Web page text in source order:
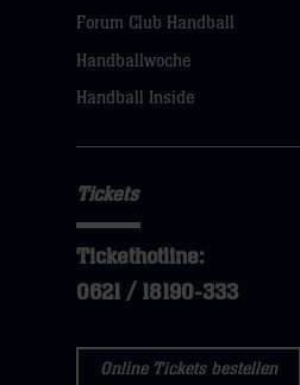
dann
Forum Club Handball
Handballwoche
Handball Inside
Tickets
Tickethotline:
0621 / 18190-333
Online Tickets bestellen